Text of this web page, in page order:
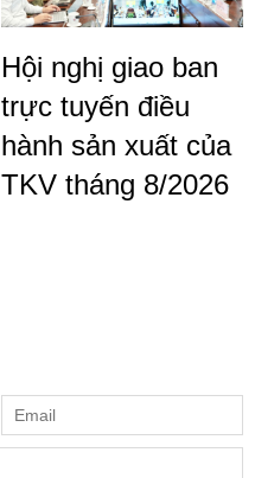
Hội nghị giao ban
trực tuyến điều
hành sản xuất của
TKV tháng 8/2026